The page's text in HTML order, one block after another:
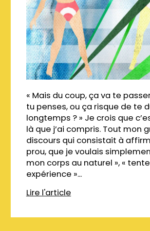
« Mais du coup, ça va te
tu penses, ou ça risque de te
longtemps ? » Je crois que
là que j’ai compris. Tout mon
discours qui consistait à
prou, que je voulais
mon corps au naturel », «
expérience »...
Lire l'article